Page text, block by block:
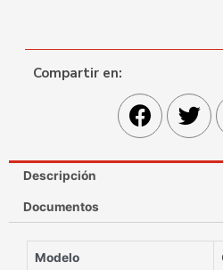
Compartir en:
Descripción
Documentos
Modelo